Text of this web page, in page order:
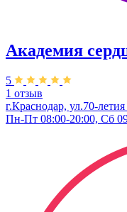
Академия
5
1 отзыв
г.Краснодар, ул.70-
Пн-Пт 08:00-20:00, Сб